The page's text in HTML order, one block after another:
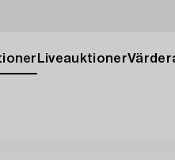
Liveauktioner